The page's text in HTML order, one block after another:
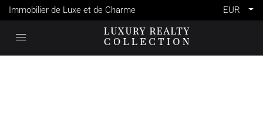
Immobilier de Luxe et de Charme EUR